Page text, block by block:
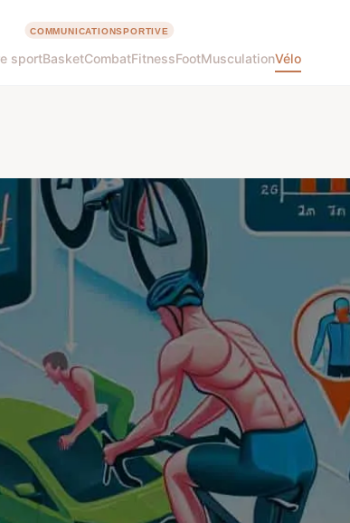
sportBasketCombatFitnessFootMusculationVélo